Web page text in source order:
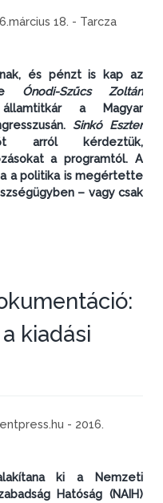
18. - Tarcza
és pénzt is kap az
Ónodi-Szűcs Zoltán
a Magyar
Sinkó Eszter
arról kérdeztük,
a programtól. A
a politika is megértette
– vagy csak
kiadási
- 2016.
ki a Nemzeti
Hatóság (NAIH)